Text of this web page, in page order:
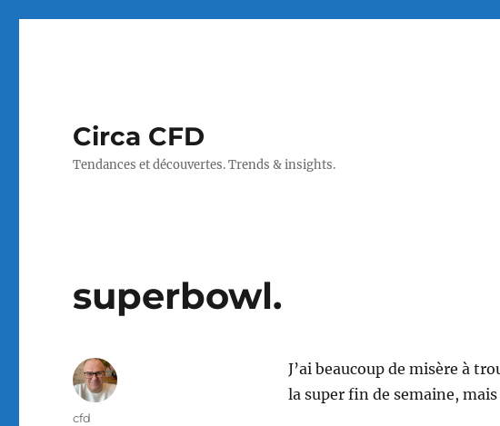
Circa CFD
Tendances et découvertes. Trends & insights.
superbowl.
J’ai beaucoup de misère à
la super fin de semaine,
Auteur
cfd